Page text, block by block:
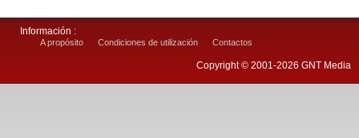
Información :
A propósito Condiciones de utilización Contactos
Copyright © 2001-2026 GNT Media